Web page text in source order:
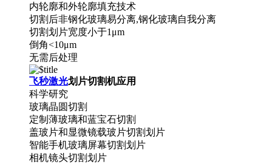
内轮廓和外轮廓填充技术
切割后非钢化玻璃易分离,钢化玻璃自我分离
切割划片宽度小于1μm
倒角<10μm
无需后处理
飞秒激光划片切割机应用
科学研究
玻璃晶圆切割
定制薄玻璃和蓝宝石切割
盖玻片和显微镜载玻片切割划片
智能手机玻璃屏幕切割划片
相机镜头切割划片